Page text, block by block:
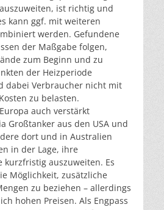
ist richtig und
kann ggf. mit weiteren
werden. Gefundene
der Maßgabe folgen,
zum Beginn und zu
der Heizperiode
dabei Verbraucher nicht mit
zu belasten.
auch verstärkt
Großtanker aus den USA und
dort und in Australien
in der Lage, ihre
kurzfristig auszuweiten. Es
Möglichkeit, zusätzliche
zu beziehen – allerdings
hohen Preisen. Als Engpass